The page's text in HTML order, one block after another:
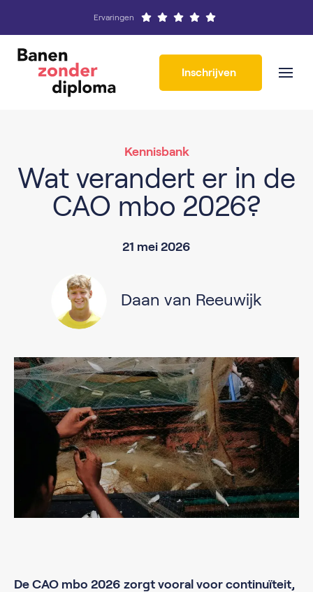
Ervaringen
Inschrijven
Kennisbank
Wat verandert er in de
CAO mbo 2026?
21 mei 2026
Daan van Reeuwijk
De CAO mbo 2026 zorgt vooral voor continuïteit,